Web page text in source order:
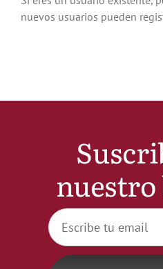
Noticias
WooCommerce My
WooCommerce Cart
nuevos usuarios pueden